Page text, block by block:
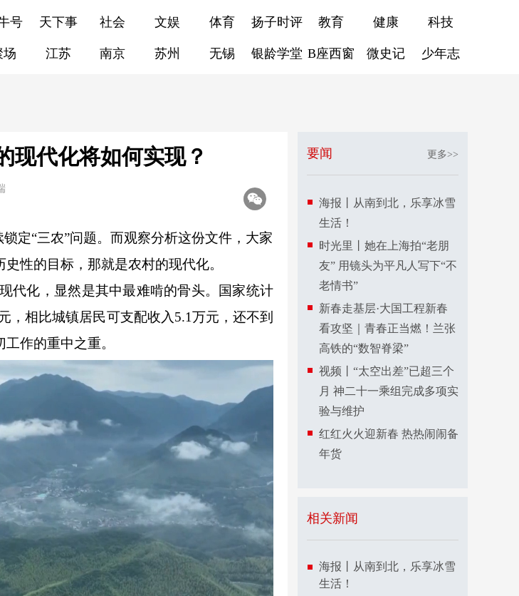
号 天下事 社会 文娱 体育 扬子时评 教育 健康 科技
场 江苏 南京 苏州 无锡 银龄学堂 B座西窗 微史记 少年志
现代化将如何实现？
定“三农”问题。而观察分析这份文件，大家
性的目标，那就是农村的现代化。
代化，显然是其中最难啃的骨头。国家统计
，相比城镇居民可支配收入5.1万元，还不到
作的重中之重。
要闻 更多>>
海报丨从南到北，乐享冰雪
生活！
时光里丨她在上海拍“老朋
友” 用镜头为平凡人写下“不
老情书”
新春走基层·大国工程新春
看攻坚｜青春正当燃！兰张
高铁的“数智脊梁”
视频丨“太空出差”已超三个
月 神二十一乘组完成多项实
验与维护
红红火火迎新春 热热闹闹备
年货
相关新闻
海报丨从南到北，乐享冰雪
生活！